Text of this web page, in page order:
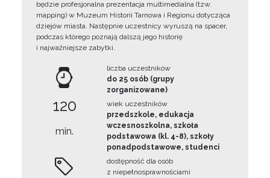
będzie profesjonalna prezentacja multimedialna (tzw.
mapping) w Muzeum Historii Tarnowa i Regionu dotycząca
dziejów miasta. Następnie uczestnicy wyruszą na spacer,
podczas którego poznają dalszą jego historię
i najważniejsze zabytki.
120
min.
liczba uczestników
do 25 osób (grupy
zorganizowane)
wiek uczestników
przedszkole, edukacja
wczesnoszkolna, szkoła
podstawowa (kl. 4-8), szkoły
ponadpodstawowe, studenci
dostępność dla osób
z niepełnosprawnościami